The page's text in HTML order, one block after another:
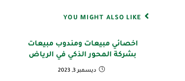
YOU MIGHT ALSO LIKE
اخصائي مبيعات ومندوب مبيعات
بشركة المحور الذكي في الرياض
ديسمبر 3, 2023